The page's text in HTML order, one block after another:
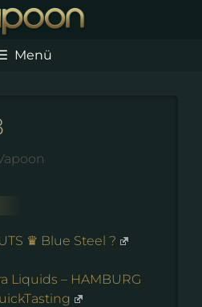
Menü
♛ Blue Steel ?
Liquids – HAMBURG